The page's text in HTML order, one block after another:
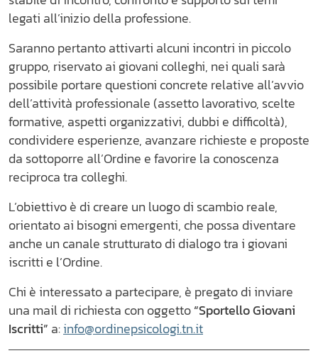
legati all’inizio della professione.
Saranno pertanto attivarti alcuni incontri in piccolo
gruppo, riservato ai giovani colleghi, nei quali sarà
possibile portare questioni concrete relative all’avvio
dell’attività professionale (assetto lavorativo, scelte
formative, aspetti organizzativi, dubbi e difficoltà),
condividere esperienze, avanzare richieste e proposte
da sottoporre all’Ordine e favorire la conoscenza
reciproca tra colleghi.
L’obiettivo è di creare un luogo di scambio reale,
orientato ai bisogni emergenti, che possa diventare
anche un canale strutturato di dialogo tra i giovani
iscritti e l’Ordine.
Chi è interessato a partecipare, è pregato di inviare
una mail di richiesta con oggetto“Sportello Giovani
Iscritti” a:info@ordinepsicologi.tn.it